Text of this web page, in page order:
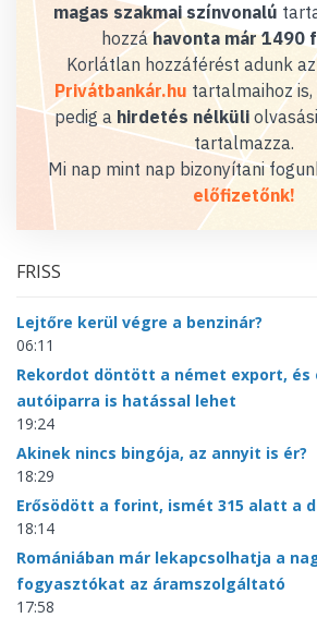
magas szakmai színvonalú
hozzáhavonta már 1490
Korlátlan hozzáférést adunk az
Privátbankár.hu tartalmaihoz
pedig a hirdetés nélküli
tartalmazza.
Mi nap mint nap bizonyítani
előfizetőnk!
FRISS
Lejtőre kerül végre a benzinár?
06:11
Rekordot döntött a német export, és
autóiparra is hatással lehet
19:24
Akinek nincs bingója, az annyit is ér?
18:29
Erősödött a forint, ismét 315 alatt a
18:14
Romániában már lekapcsolhatja a
fogyasztókat az áramszolgáltató
17:58